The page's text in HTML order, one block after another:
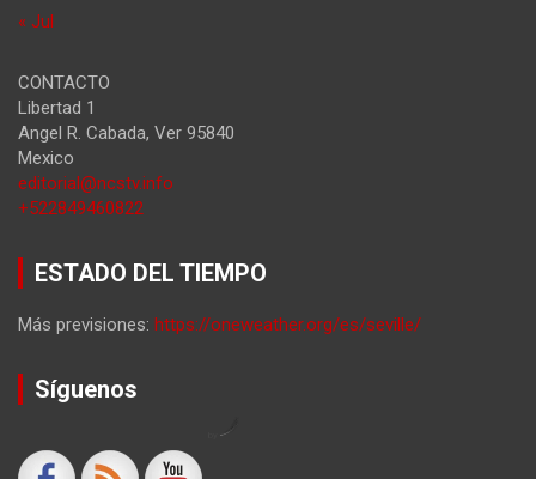
« Jul
CONTACTO
Libertad 1
Angel R. Cabada, Ver 95840
Mexico
editorial@ncstv.info
+522849460822
ESTADO DEL TIEMPO
Más previsiones: https://oneweather.org/es/seville/
Síguenos